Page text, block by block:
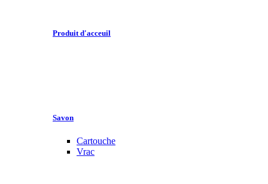
Produit d'acceuil
Savon
Cartouche
Vrac